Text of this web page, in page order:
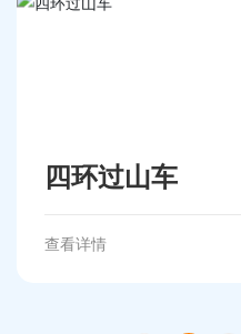
四环过山车
查看详情